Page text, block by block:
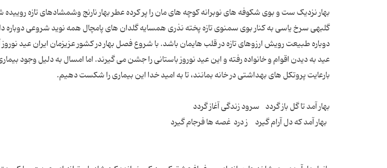
بهار نزدیک ست و بوی شکوفه های نوبرانه کوچه های مان را پر کرده عطر بهار نارنج وشمشادهای تازه
گلبهی سرخ یاسی به کنار بوی سمنوی تازه پخته نذری همسایه گلدان های پامچال همه نوید شروعی دوباره
دوباره طبیعت رویش ارزوهای تازه در قلب هایمان باشد. با شروع فصل بهار در کشور عزیزمان ایران عید نوروز
عید به دیدن اقوام و خانواده رفته و این عید نوروز باستانی را جشن می گیرند. اما امسال به دلیل وجود